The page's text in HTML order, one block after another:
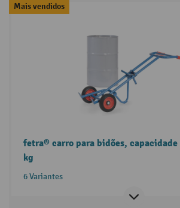
Mais vendidos
fetra® carro para bidões, capacidade
kg
6 Variantes